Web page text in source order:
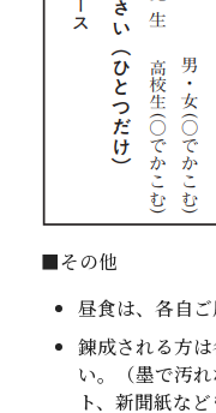
■その他
昼食は、各自ご
錬成される方
い。（墨で汚
ト、新聞紙など